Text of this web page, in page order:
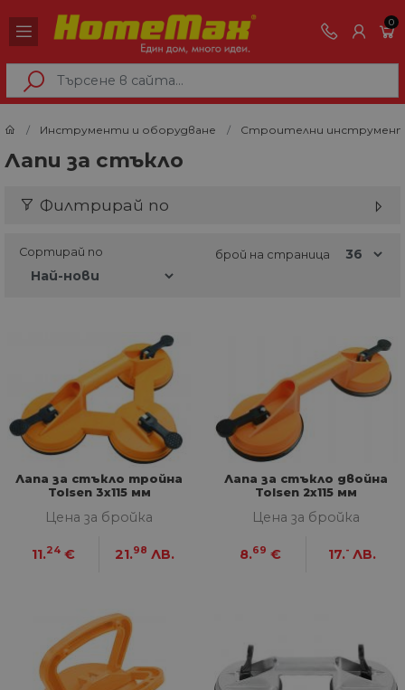
0
Инструменти и оборудване Строителни
Лапи за стъкло
Филтрирай по
Сортирай по брой на страница
Лапа за стъкло тройна
Tolsen 3х115 мм
Цена за бройка
11.24 € 21.98 ЛВ.
Лапа за стъкло двойна
Tolsen 2х115 мм
Цена за бройка
8.69 € 17.- ЛВ.